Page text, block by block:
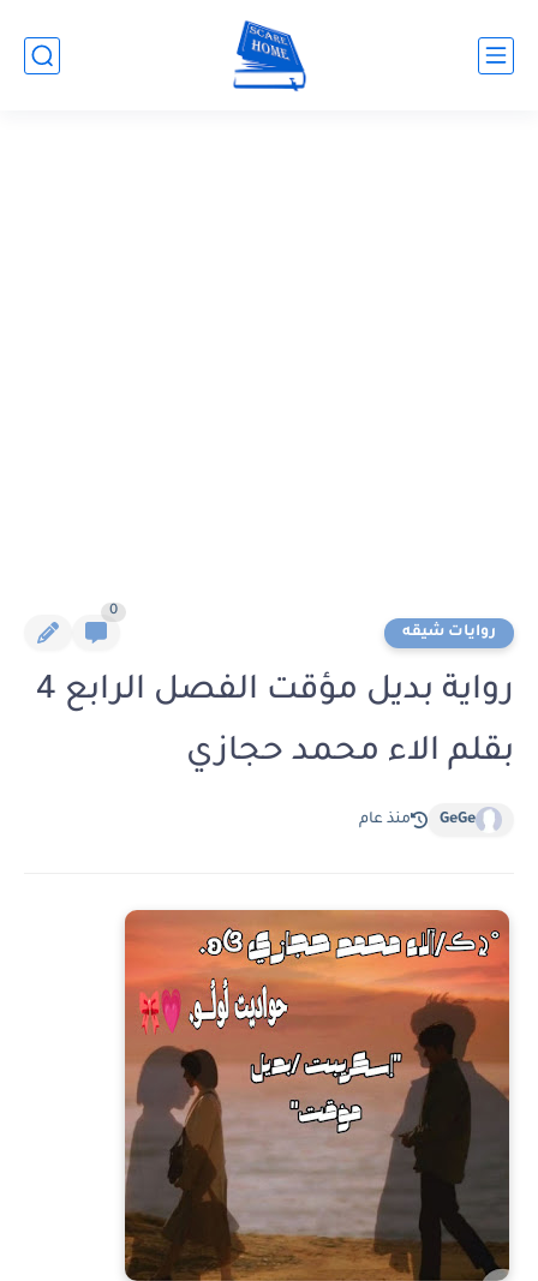
روايات شيقه
0
رواية بديل مؤقت الفصل الرابع 4
بقلم الاء محمد حجازي
GeGe منذ عام